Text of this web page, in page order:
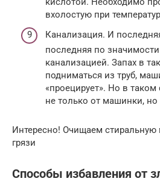
вхолостую при
Канализация. И
последняя по
канализацией. Запах в
подниматься из труб,
«проецирует». Но в таком
не только от машинки, но
Интересно! Очищаем стиральную
грязи​
Способы избавления от